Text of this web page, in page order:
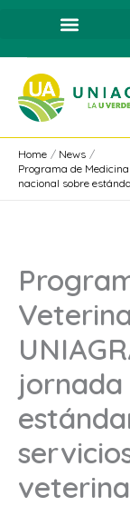
content
Home
News
Programa de
nacional sobre
jornada